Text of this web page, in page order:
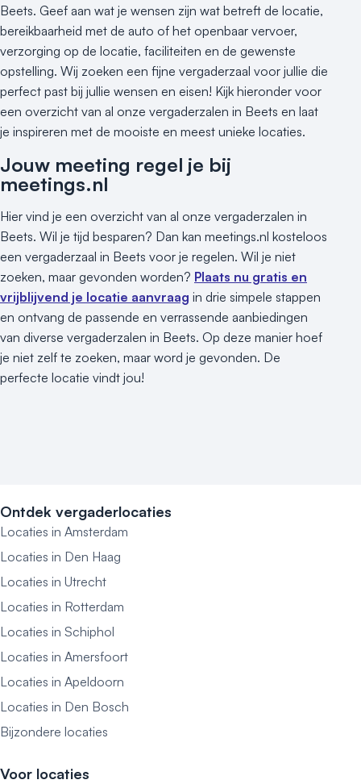
Beets. Geef aan wat je wensen zijn wat betreft de locatie,
bereikbaarheid met de auto of het openbaar vervoer,
verzorging op de locatie, faciliteiten en de gewenste
opstelling. Wij zoeken een fijne vergaderzaal voor jullie die
perfect past bij jullie wensen en eisen! Kijk hieronder voor
een overzicht van al onze vergaderzalen in Beets en laat
je inspireren met de mooiste en meest unieke locaties.
Jouw meeting regel je bij
meetings.nl
Hier vind je een overzicht van al onze vergaderzalen in
Beets. Wil je tijd besparen? Dan kan meetings.nl kosteloos
een vergaderzaal in Beets voor je regelen. Wil je niet
zoeken, maar gevonden worden? Plaats nu gratis en
vrijblijvend je locatie aanvraag in drie simpele stappen
en ontvang de passende en verrassende aanbiedingen
van diverse vergaderzalen in Beets. Op deze manier hoef
je niet zelf te zoeken, maar word je gevonden. De
perfecte locatie vindt jou!
Ontdek vergaderlocaties
Locaties in Amsterdam
Locaties in Den Haag
Locaties in Utrecht
Locaties in Rotterdam
Locaties in Schiphol
Locaties in Amersfoort
Locaties in Apeldoorn
Locaties in Den Bosch
Bijzondere locaties
Voor locaties